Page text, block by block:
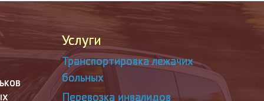
Услуги
Транспортировка лежачих
больных
Перевозка инвалидов